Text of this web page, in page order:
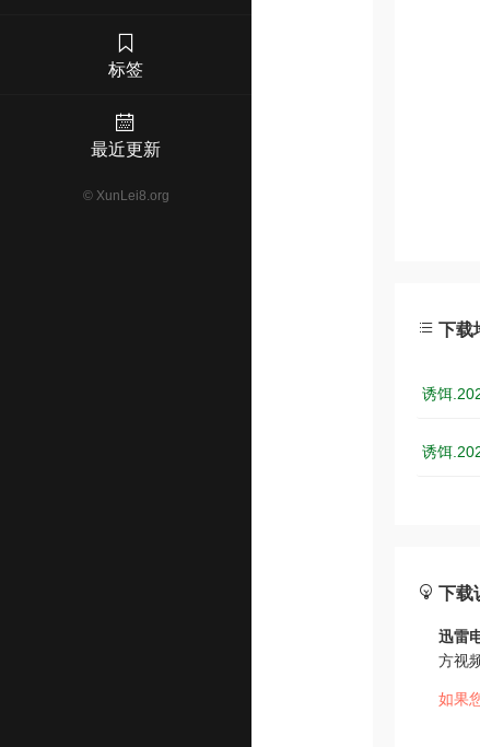
标签
最近更新
© XunLei8.org
下载
诱饵
诱饵
下载
迅雷
方视
如果